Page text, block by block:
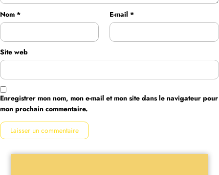
Nom * E-mail *
Site web
Enregistrer mon nom, mon e-mail et mon site dans le navigateur pour
mon prochain commentaire.